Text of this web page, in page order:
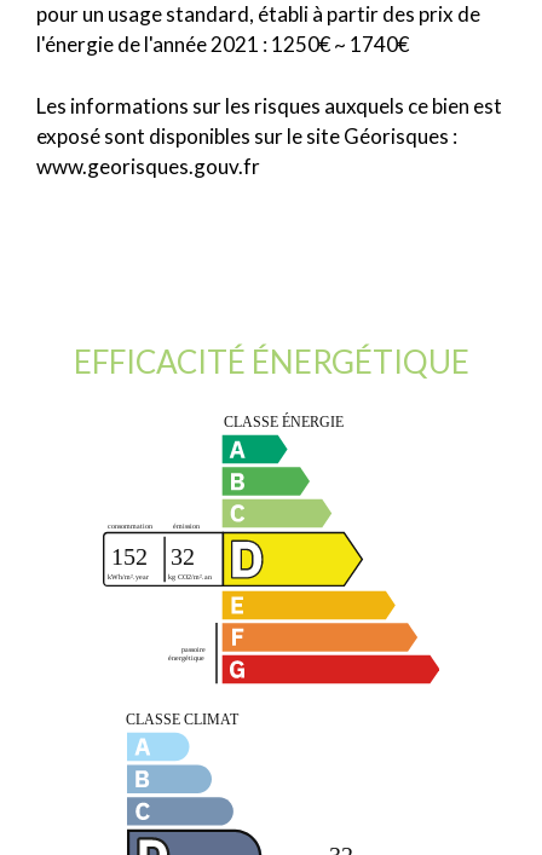
pour un usage standard, établi à partir des prix de
l'énergie de l'année 2021 : 1250€ ~ 1740€
Les informations sur les risques auxquels ce bien est
exposé sont disponibles sur le site Géorisques :
www.georisques.gouv.fr
EFFICACITÉ ÉNERGÉTIQUE